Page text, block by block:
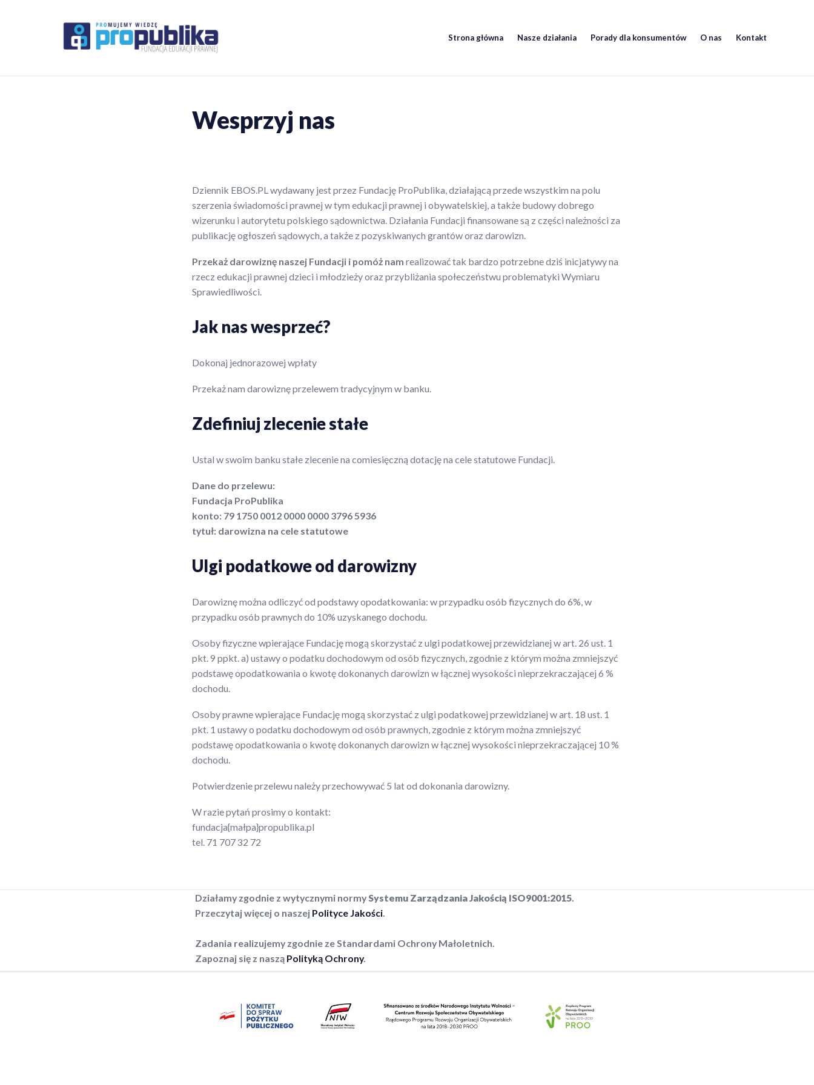
Strona główna Nasze działania Porady dla konsumentów O nas Kontakt
Wesprzyj nas
Dziennik EBOS.PL wydawany jest przez Fundację ProPublika, działającą przede wszystkim na polu
szerzenia świadomości prawnej w tym edukacji prawnej i obywatelskiej, a także budowy dobrego
wizerunku i autorytetu polskiego sądownictwa. Działania Fundacji finansowane są z części należności za
publikację ogłoszeń sądowych, a także z pozyskiwanych grantów oraz darowizn.
Przekaż darowiznę naszej Fundacji i pomóż nam realizować tak bardzo potrzebne dziś inicjatywy na
rzecz edukacji prawnej dzieci i młodzieży oraz przybliżania społeczeństwu problematyki Wymiaru
Sprawiedliwości.
Jak nas wesprzeć?
Dokonaj jednorazowej wpłaty
Przekaż nam darowiznę przelewem tradycyjnym w banku.
Zdefiniuj zlecenie stałe
Ustal w swoim banku stałe zlecenie na comiesięczną dotację na cele statutowe Fundacji.
Dane do przelewu:
Fundacja ProPublika
konto: 79 1750 0012 0000 0000 3796 5936
tytuł: darowizna na cele statutowe
Ulgi podatkowe od darowizny
Darowiznę można odliczyć od podstawy opodatkowania: w przypadku osób fizycznych do 6%, w
przypadku osób prawnych do 10% uzyskanego dochodu.
Osoby fizyczne wpierające Fundację mogą skorzystać z ulgi podatkowej przewidzianej w art. 26 ust. 1
pkt. 9 ppkt. a) ustawy o podatku dochodowym od osób fizycznych, zgodnie z którym można zmniejszyć
podstawę opodatkowania o kwotę dokonanych darowizn w łącznej wysokości nieprzekraczającej 6 %
dochodu.
Osoby prawne wpierające Fundację mogą skorzystać z ulgi podatkowej przewidzianej w art. 18 ust. 1
pkt. 1 ustawy o podatku dochodowym od osób prawnych, zgodnie z którym można zmniejszyć
podstawę opodatkowania o kwotę dokonanych darowizn w łącznej wysokości nieprzekraczającej 10 %
dochodu.
Potwierdzenie przelewu należy przechowywać 5 lat od dokonania darowizny.
W razie pytań prosimy o kontakt:
fundacja{małpa}propublika.pl
tel. 71 707 32 72
Działamy zgodnie z wytycznymi normy Systemu Zarządzania Jakością ISO9001:2015
Przeczytaj więcej o naszej Polityce Jakości
Zadania realizujemy zgodnie ze Standardami Ochrony Małoletnich.
Zapoznaj się z naszą Polityką Ochrony.